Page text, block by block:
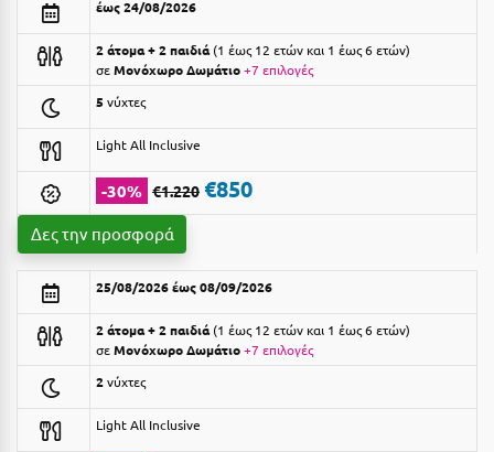
Αργολίδα
Αριδαία
Αρκαδία
Αρκίτσα
Αρτέμιδα
Αρχαία Ολυμπία
Αστυπάλαια
Ξενοδοχεία 4 Αστέρων
Ξενοδοχεία 5 Αστέρων
Βίλες
Κρουαζιέρες
Ενοικιαζόμενα Δωμάτια
Διαμερίσματα
Studios
έως 24/08/2026
2 άτομα + 2 παιδιά 1 έως 12 ετών και 1 έως 6 ετών
σεΜονόχωρο Δωμάτιο+7 επιλογές
5 νύχτες
Light All Inclusive
-30% €1.220 €850
Δες την προσφορά
25/08/2026 έως 08/09/2026
2 άτομα + 2 παιδιά 1 έως 12 ετών και 1 έως 6 ετών
σεΜονόχωρο Δωμάτιο+7 επιλογές
2νύχτες
Light All Inclusive